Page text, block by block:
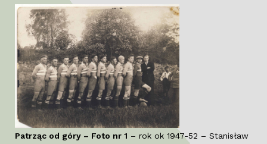
Patrząc od góry – Foto nr 1 – rok ok 1947-52 – Stanisław